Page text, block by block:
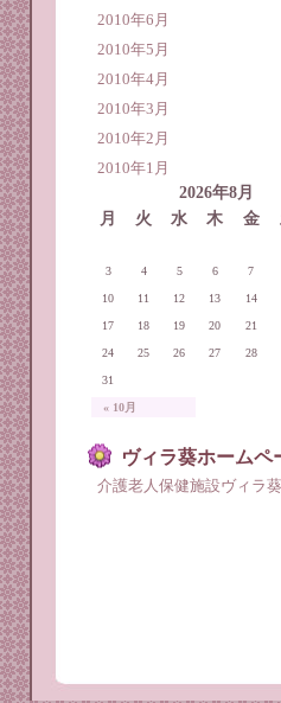
2010年6月
2010年5月
2010年4月
2010年3月
2010年2月
2010年1月
2026年8月
月
火 水 木 金
« 10月
3 4 5 6 7
10 11 12 13 14
17 18 19 20 21
24 25 26 27 28
31
ヴィラ葵ホームペ
介護老人保健施設ヴィラ葵